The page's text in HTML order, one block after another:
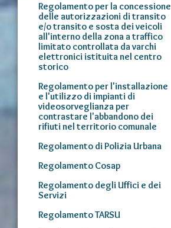
Regolamento per la concessione
delle autorizzazioni di transito
e/o transito e sosta dei veicoli
all'interno della zona a traffico
limitato controllata da varchi
elettronici istituita nel centro
storico
Regolamento per l'installazione
e l'utilizzo di impianti di
videosorveglianza per
contrastare l'abbandono dei
rifiuti nel territorio comunale
Regolamento di Polizia Urbana
Regolamento Cosap
Regolamento degli Uffici e dei
Servizi
Regolamento TARSU